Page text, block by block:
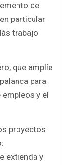
de
particular
trabajo
que amplíe
para
y el
proyectos
extienda y